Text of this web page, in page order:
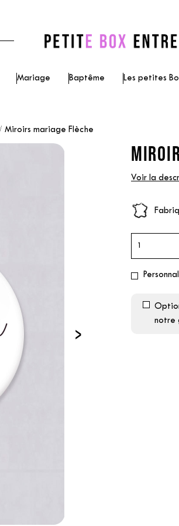
Mariage Baptême Les petites
Miroirs mariage Flèche
›
Voir la
notre